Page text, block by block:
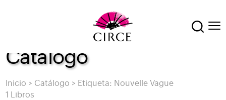
Catálogo
Inicio > Catálogo > Etiqueta: Nouvelle Vague
1 Libros